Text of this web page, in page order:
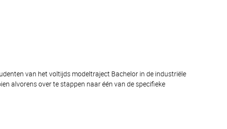
van het voltijds modeltraject Bachelor in de industriële
alvorens over te stappen naar één van de specifieke